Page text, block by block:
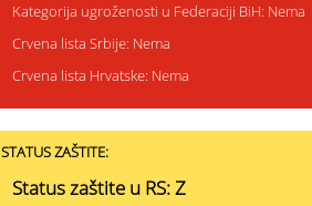
Kategorija ugroženosti u Federaciji BiH: Nema
Crvena lista Srbije: Nema
Crvena lista Hrvatske: Nema
STATUS ZAŠTITE:
Status zaštite u RS: Z